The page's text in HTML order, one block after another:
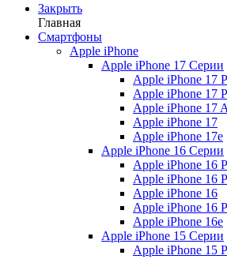
Закрыть
Главная
Смартфоны
Apple iPhone
Apple iPhone 17 Серии
Apple iPhone 17
Apple iPhone 17
Apple iPhone 17
Apple iPhone 17
Apple iPhone 17e
Apple iPhone 16 Серии
Apple iPhone 16
Apple iPhone 16
Apple iPhone 16
Apple iPhone 16
Apple iPhone 16e
Apple iPhone 15 Серии
Apple iPhone 15